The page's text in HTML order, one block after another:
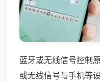
蓝牙或无线信号控制
或无线信号与手机等